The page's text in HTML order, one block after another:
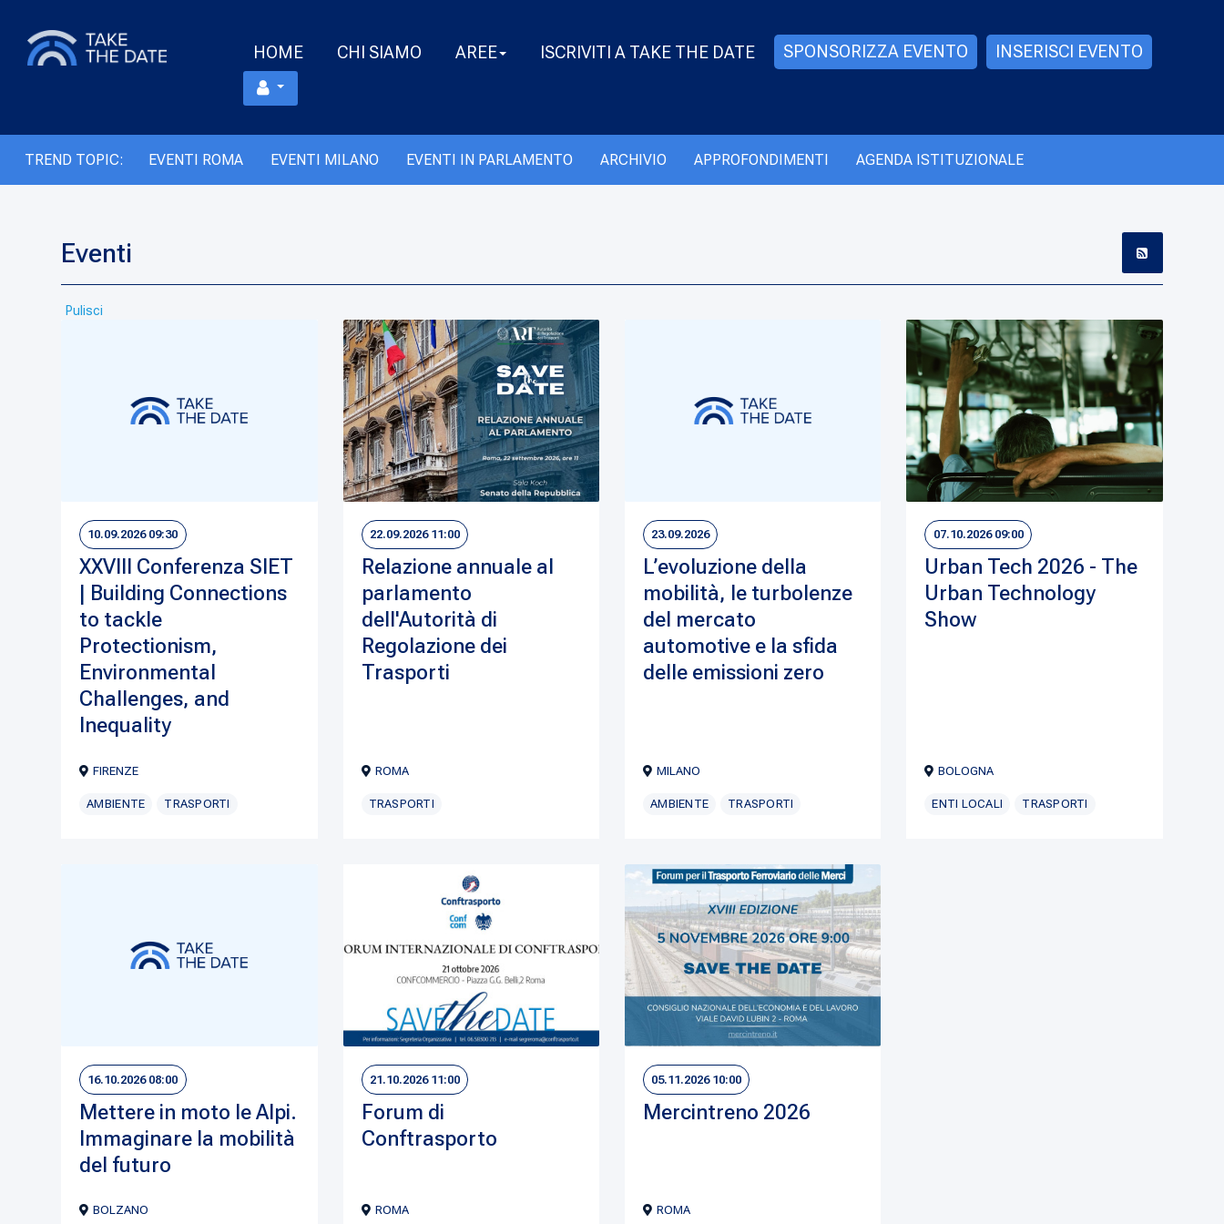
HOME CHI SIAMO AREE ISCRIVITI A TAKE THE DATE SPONSORIZZA EVENTO INSERISCI EVENTO
TREND TOPIC: EVENTI ROMA EVENTI MILANO EVENTI IN PARLAMENTO ARCHIVIO APPROFONDIMENTI AGENDA ISTITUZIONALE
Eventi
Pulisci
10.09.2026 09:30
XXVIII Conferenza SIET
| Building Connections
to tackle
Protectionism,
Environmental
Challenges, and
Inequality
FIRENZE
AMBIENTE TRASPORTI
22.09.2026 11:00
Relazione annuale al
parlamento
dell'Autorità di
Regolazione dei
Trasporti
ROMA
TRASPORTI
23.09.2026
L’evoluzione della
mobilità, le turbolenze
del mercato
automotive e la sfida
delle emissioni zero
MILANO
AMBIENTE TRASPORTI
07.10.2026 09:00
Urban Tech 2026 - The
Urban Technology
Show
BOLOGNA
ENTI LOCALI TRASPORTI
16.10.2026 08:00
Mettere in moto le Alpi.
Immaginare la mobilità
del futuro
BOLZANO
21.10.2026 11:00
Forum di
Conftrasporto
ROMA
05.11.2026 10:00
Mercintreno 2026
ROMA